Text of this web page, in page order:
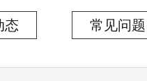
态 常见问题